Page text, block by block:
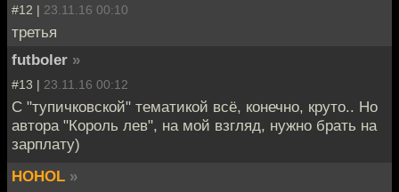
#12 | 23.11.16 00:10
третья
futboler »
#13 | 23.11.16 00:12
С "тупичковской" тематикой всё, конечно, круто.. Но
автора "Король лев", на мой взгляд, нужно брать на
зарплату)
HOHOL »